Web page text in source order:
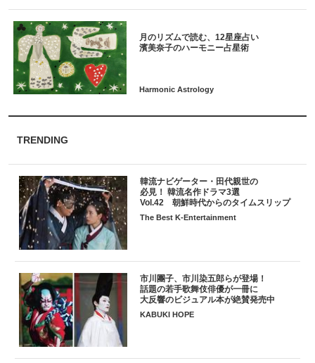
月のリズムで読む、12星座占い
TRENDING
韓流ナビゲーター・田代親世の
必見！ 韓流名作ドラマ3選
Vol.42 朝鮮時代からのタイムスリップ
The Best K-Entertainment
市川團子、市川染五郎らが登場！
話題の若手歌舞伎俳優が一冊に
大反響のビジュアル本が絶賛発売中
KABUKI HOPE